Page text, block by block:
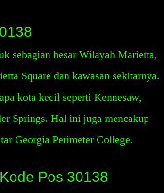
sebagian besar Wilayah Marietta,
Square dan kawasan sekitarnya.
kota kecil seperti Kennesaw,
Springs. Hal ini juga mencakup
Georgia Perimeter College.
Pos 30138